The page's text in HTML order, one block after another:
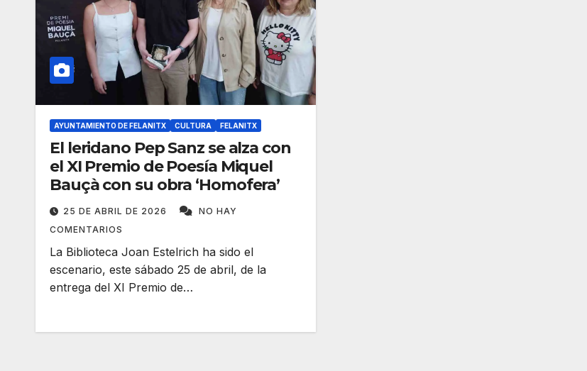
AYUNTAMIENTO DE FELANITX CULTURA FELANITX
El leridano Pep Sanz se alza con
el XI Premio de Poesía Miquel
Bauçà con su obra ‘Homofera’
25 DE ABRIL DE 2026
NO HAY
COMENTARIOS
La Biblioteca Joan Estelrich ha sido el
escenario, este sábado 25 de abril, de la
entrega del XI Premio de…